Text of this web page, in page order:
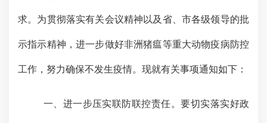
求。为贯彻落实有关会议精神以及省、市各级领导的批
示指示精神，进一步做好非洲猪瘟等重大动物疫病防控
工作，努力确保不发生疫情。现就有关事项通知如下：
一、进一步压实联防联控责任。要切实落实好政